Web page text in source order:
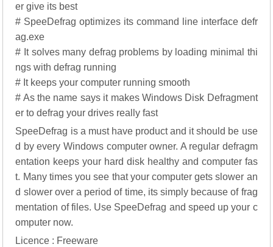
er give its best
# SpeeDefrag optimizes its command line interface defr
ag.exe
# It solves many defrag problems by loading minimal thi
ngs with defrag running
# It keeps your computer running smooth
# As the name says it makes Windows Disk Defragment
er to defrag your drives really fast
SpeeDefrag is a must have product and it should be use
d by every Windows computer owner. A regular defragm
entation keeps your hard disk healthy and computer fas
t. Many times you see that your computer gets slower an
d slower over a period of time, its simply because of frag
mentation of files. Use SpeeDefrag and speed up your c
omputer now.
Licence : Freeware